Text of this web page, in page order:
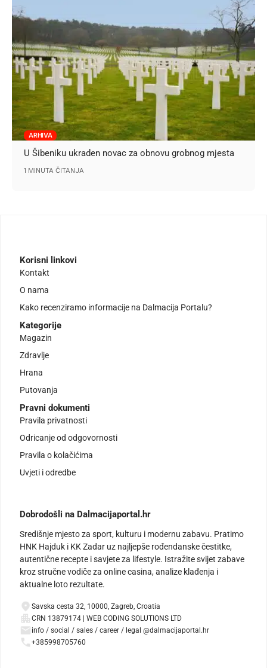
ARHIVA
U Šibeniku ukraden novac za obnovu grobnog mjesta
1 MINUTA ČITANJA
Korisni linkovi
Kontakt
O nama
Kako recenziramo informacije na Dalmacija Portalu?
Kategorije
Magazin
Zdravlje
Hrana
Putovanja
Pravni dokumenti
Pravila privatnosti
Odricanje od odgovornosti
Pravila o kolačićima
Uvjeti i odredbe
Dobrodošli na Dalmacijaportal.hr
Središnje mjesto za sport, kulturu i modernu zabavu. Pratimo
HNK Hajduk i KK Zadar uz najljepše rođendanske čestitke,
autentične recepte i savjete za lifestyle. Istražite svijet zabave
kroz stručne vodiče za online casina, analize klađenja i
aktualne loto rezultate.
Savska cesta 32, 10000, Zagreb, Croatia
CRN 13879174 | WEB CODING SOLUTIONS LTD
info / social / sales / career / legal @dalmacijaportal.hr
+385998705760